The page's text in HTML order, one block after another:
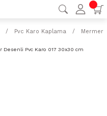
Pvc Karo Kaplama Mermer